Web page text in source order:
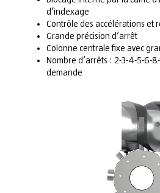
d’indexage
Contrôle des accélérations et
Grande précision d’arrêt
Colonne centrale fixe avec
Nombre d’arrêts : 2-3-4-5-6-
demande